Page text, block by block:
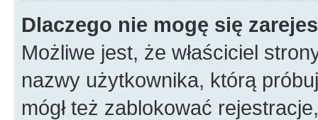
Dlaczego nie mogę się
Możliwe jest, że właściciel
nazwy użytkownika, którą
mógł też zablokować